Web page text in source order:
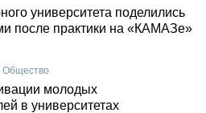
университета поделились
после практики на «КАМАЗе»
Общество
молодых
в университетах